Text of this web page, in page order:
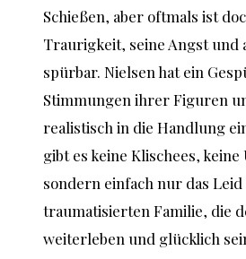
Schießen, aber oftmals ist
Traurigkeit, seine Angst und
spürbar. Nielsen hat ein
Stimmungen ihrer Figuren
realistisch in die Handlung
gibt es keine Klischees,
sondern einfach nur das
traumatisierten Familie, die
weiterleben und glücklich